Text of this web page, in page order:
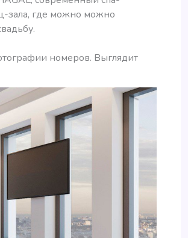
зала, где можно можно
номеров. Выглядит